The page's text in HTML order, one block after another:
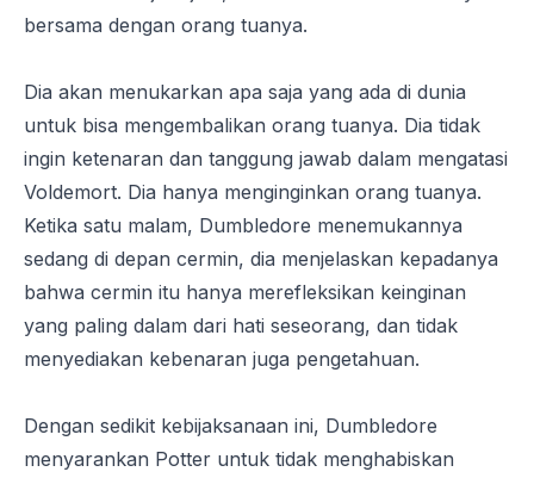
bersama dengan orang tuanya.
Dia akan menukarkan apa saja yang ada di dunia
untuk bisa mengembalikan orang tuanya. Dia tidak
ingin ketenaran dan tanggung jawab dalam mengatasi
Voldemort. Dia hanya menginginkan orang tuanya.
Ketika satu malam, Dumbledore menemukannya
sedang di depan cermin, dia menjelaskan kepadanya
bahwa cermin itu hanya merefleksikan keinginan
yang paling dalam dari hati seseorang, dan tidak
menyediakan kebenaran juga pengetahuan.
Dengan sedikit kebijaksanaan ini, Dumbledore
menyarankan Potter untuk tidak menghabiskan